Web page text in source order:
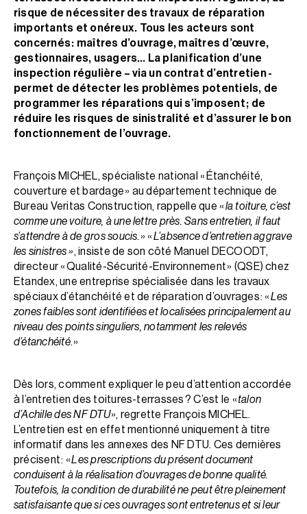
risque de nécessiter des travaux de réparation
importants et onéreux. Tous les acteurs sont
concernés : maîtres d’ouvrage, maîtres d’œuvre,
gestionnaires, usagers… La planification d’une
inspection régulière – via un contrat d’entretien -
permet de détecter les problèmes potentiels, de
programmer les réparations qui s’imposent ; de
réduire les risques de sinistralité et d’assurer le bon
fonctionnement de l’ouvrage.
François MICHEL, spécialiste national « Étanchéité,
couverture et bardage » au département technique de
Bureau Veritas Construction, rappelle que «la toiture, c’est
comme une voiture, à une lettre près. Sans entretien, il faut
s’attendre à de gros soucis. » «L’absence d’entretien aggrave
les sinistres », insiste de son côté Manuel DECOODT,
directeur « Qualité-Sécurité-Environnement » (QSE) chez
Etandex, une entreprise spécialisée dans les travaux
spéciaux d’étanchéité et de réparation d’ouvrages : «Les
zones faibles sont identifiées et localisées principalement au
niveau des points singuliers, notamment les relevés
d’étanchéité. »
Dès lors, comment expliquer le peu d’attention accordée
à l’entretien des toitures-terrasses ? C’est le «talon
d’Achille des NF DTU», regrette François MICHEL.
L’entretien est en effet mentionné uniquement à titre
informatif dans les annexes des NF DTU. Ces dernières
précisent : «Les prescriptions du présent document
conduisent à la réalisation d’ouvrages de bonne qualité.
Toutefois, la condition de durabilité ne peut être pleinement
satisfaisante que si ces ouvrages sont entretenus et si leur